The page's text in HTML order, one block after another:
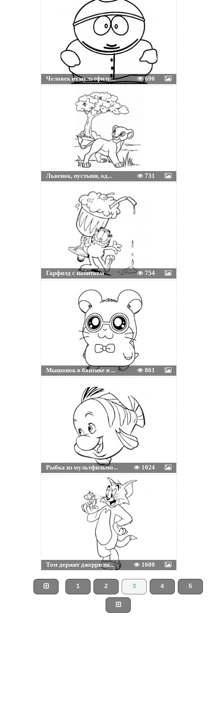
Человек из мультфиль... 696
Львенок, пустыня, од... 731
Гарфилд с напитком 754
Мышонок в бантике и ... 861
Рыбка из мультфильмо... 1024
Том держит джерри на... 1600
1 2 3 4 5